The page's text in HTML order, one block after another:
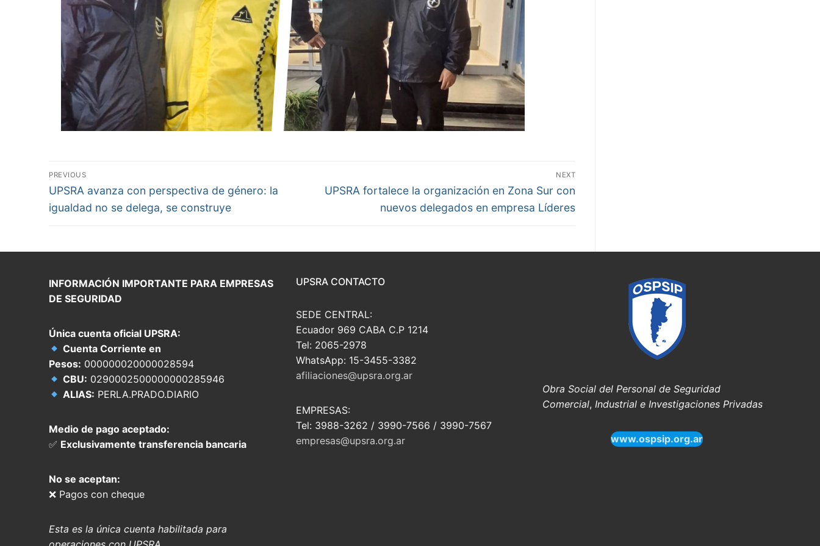
Navegación
de
entradas
PREVIOUS
Previous
post:
UPSRA avanza con perspectiva de género: la
igualdad no se delega, se construye
NEXT
Next
UPSRA fortalece la organización en Zona Sur con
nuevos delegados en empresa Líderes
INFORMACIÓN IMPORTANTE PARA EMPRESAS
DE SEGURIDAD
Única cuenta oficial UPSRA:
Cuenta Corriente en
Pesos: 000000020000028594
CBU: 0290002500000000285946
ALIAS: PERLA.PRADO.DIARIO
Medio de pago aceptado:
✅ Exclusivamente transferencia bancaria
No se aceptan:
❌ Pagos con cheque
Esta es la única cuenta habilitada para
UPSRA CONTACTO
SEDE CENTRAL:
Ecuador 969 CABA C.P 1214
Tel: 2065-2978
WhatsApp: 15-3455-3382
afiliaciones@upsra.org.ar
EMPRESAS:
Tel: 3988-3262 / 3990-7566 / 3990-7567
empresas@upsra.org.ar
Obra Social del Personal de Seguridad
Comercial,Industrial e Investigaciones Privadas
www.ospsip.org.ar